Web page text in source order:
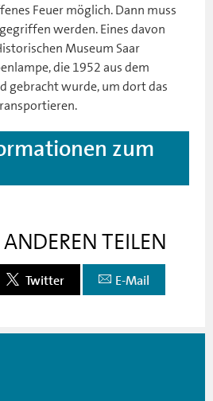
Feuer möglich. Dann muss
werden. Eines davon
Museum Saar
die 1952 aus dem
gebracht wurde, um dort das
zum
TEILEN
Twitter E-Mail